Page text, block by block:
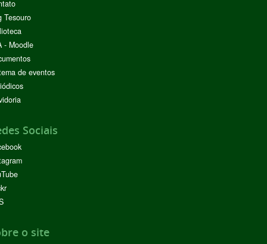
Tesouro
- Moodle
de eventos
Sociais
o site